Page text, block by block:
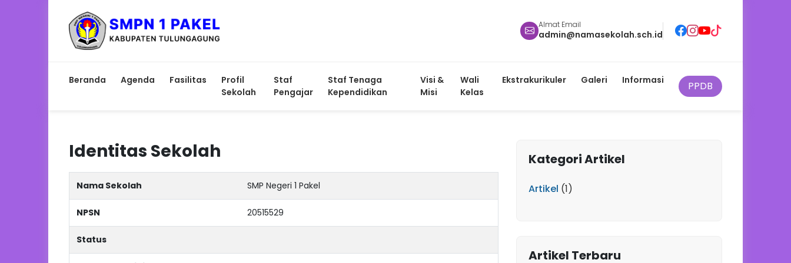
Almat Email
admin@namasekolah.sch.id
Beranda Agenda Fasilitas
Profil
Sekolah
Staf
Pengajar
Staf Tenaga
Kependidikan
Visi &
Misi
Wali
Kelas
Ekstrakurikuler Galeri Informasi PPDB
Identitas Sekolah
Nama Sekolah SMP Negeri 1 Pakel
NPSN 20515529
Status
Kategori Artikel
Artikel (1)
Artikel Terbaru